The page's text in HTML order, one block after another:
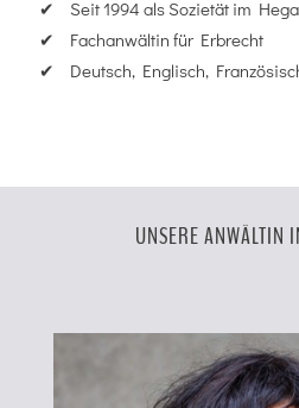
Seit 1994 als Sozietät im
Fachanwältin für Erbrecht
Deutsch, Englisch,
UNSERE ANWÄLTIN